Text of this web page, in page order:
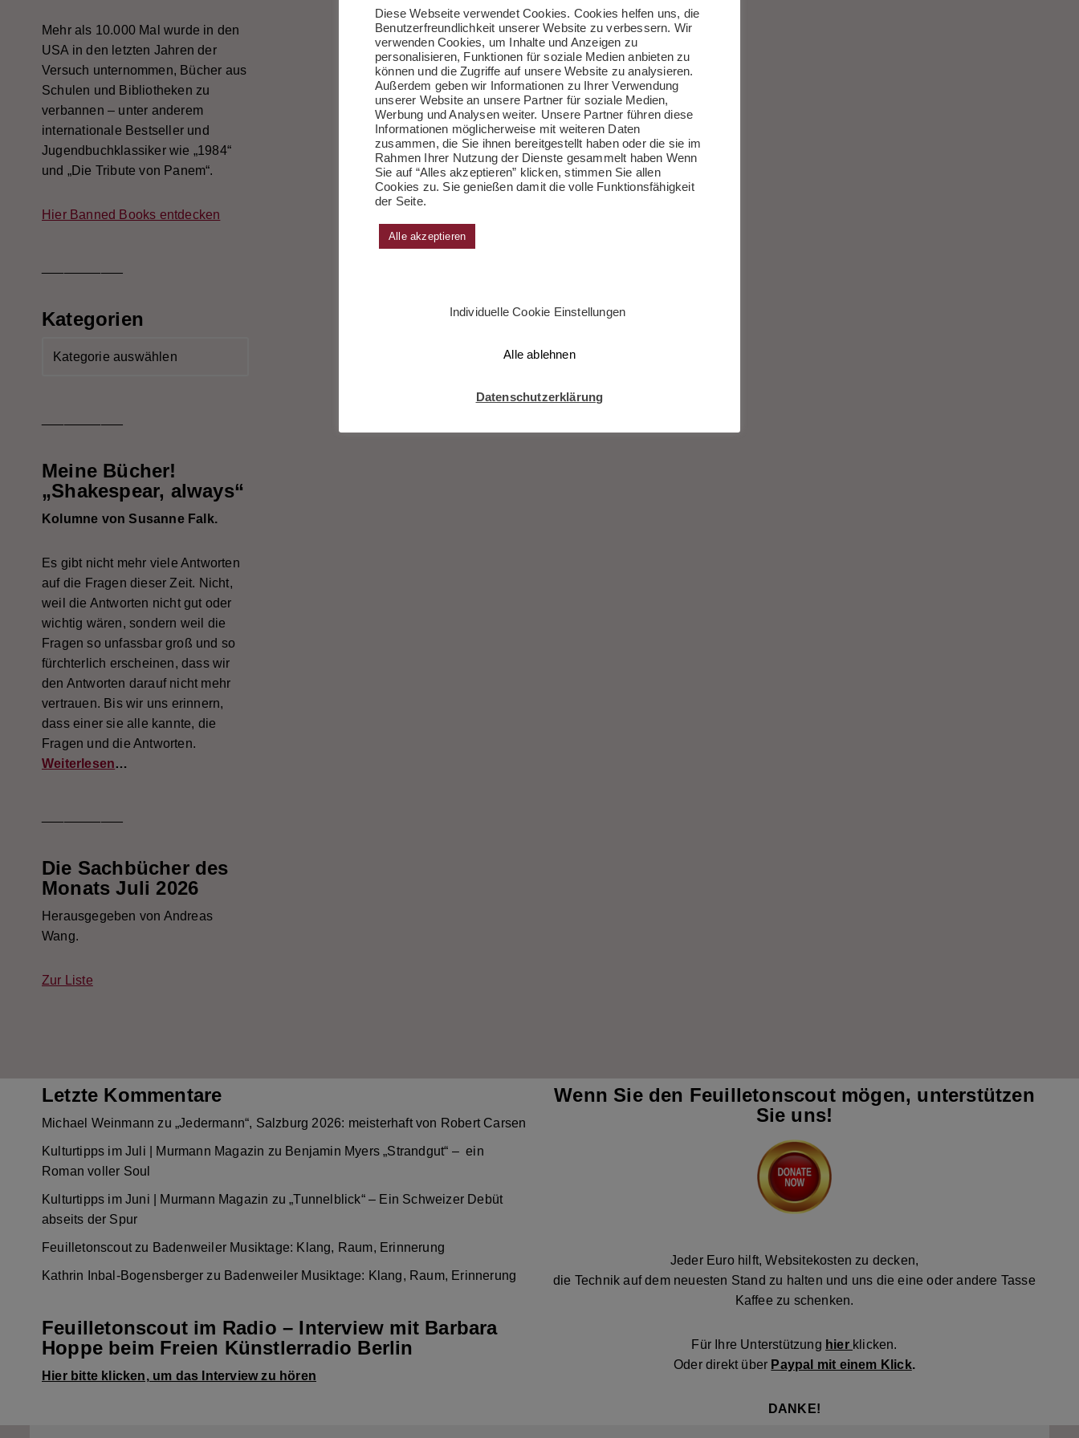
Mehr als 10.000 Mal wurde in den
USA in den letzten Jahren der
Versuch unternommen, Bücher aus
Schulen und Bibliotheken zu
verbannen – unter anderem
internationale Bestseller und
Jugendbuchklassiker wie „1984“
und „Die Tribute von Panem“.
Hier Banned Books entdecken
Kategorien
Meine Bücher!
„Shakespear, always“
Kolumne von Susanne Falk.
Es gibt nicht mehr viele Antworten
auf die Fragen dieser Zeit. Nicht,
weil die Antworten nicht gut oder
wichtig wären, sondern weil die
Fragen so unfassbar groß und so
fürchterlich erscheinen, dass wir
den Antworten darauf nicht mehr
vertrauen. Bis wir uns erinnern,
dass einer sie alle kannte, die
Fragen und die Antworten.
Weiterlesen…
Die Sachbücher des
Monats Juli 2026
Herausgegeben von Andreas
Wang.
Zur Liste
Letzte Kommentare
Michael Weinmann zu„Jedermann“, Salzburg 2026: meisterhaft von Robert Carsen
Kulturtipps im Juli | Murmann Magazin zu Benjamin Myers „Strandgut“ – ein
Roman voller Soul
Kulturtipps im Juni | Murmann Magazin zu„Tunnelblick“ – Ein Schweizer Debüt
abseits der Spur
Feuilletonscoutzu Badenweiler Musiktage: Klang, Raum, Erinnerung
Kathrin Inbal-Bogensberger zu Badenweiler Musiktage: Klang, Raum, Erinnerung
Feuilletonscout im Radio – Interview mit Barbara
Hoppe beim Freien Künstlerradio Berlin
Hier bitte klicken, um das Interview zu hören
Wenn Sie den Feuilletonscout mögen, unterstützen
Sie uns!
Jeder Euro hilft, Websitekosten zu decken,
die Technik auf dem neuesten Stand zu halten und uns die eine oder andere Tasse
Kaffee zu schenken.
Für Ihre Unterstützung hier klicken.
Oder direkt über Paypal mit einem Klick.
DANKE!
Diese Webseite verwendet Cookies. Cookies helfen uns, die
Benutzerfreundlichkeit unserer Website zu verbessern. Wir
verwenden Cookies, um Inhalte und Anzeigen zu
personalisieren, Funktionen für soziale Medien anbieten zu
können und die Zugriffe auf unsere Website zu analysieren.
Außerdem geben wir Informationen zu Ihrer Verwendung
unserer Website an unsere Partner für soziale Medien,
Werbung und Analysen weiter. Unsere Partner führen diese
Informationen möglicherweise mit weiteren Daten
zusammen, die Sie ihnen bereitgestellt haben oder die sie im
Rahmen Ihrer Nutzung der Dienste gesammelt haben Wenn
Sie auf “Alles akzeptieren” klicken, stimmen Sie allen
Cookies zu. Sie genießen damit die volle Funktionsfähigkeit
der Seite.
Alle akzeptieren
Individuelle Cookie Einstellungen
Alle ablehnen
Datenschutzerklärung